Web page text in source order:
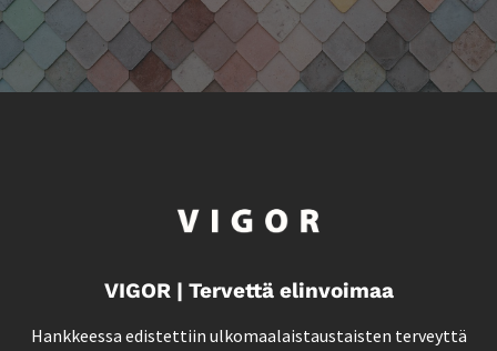
VIGOR | Tervettä elinvoimaa
Hankkeessa edistettiin ulkomaalaistaustaisten terveyttä